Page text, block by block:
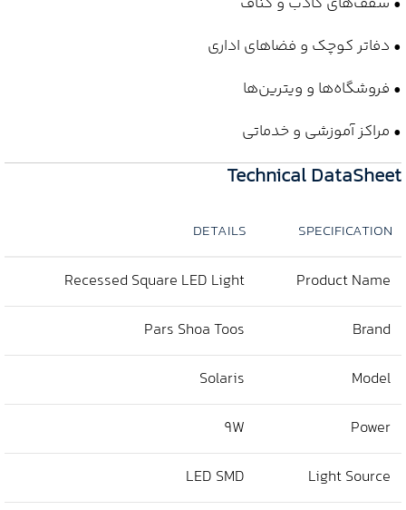
• دفاتر کوچک و فضاهای اداری
• فروشگاه‌ها و ویترین‌ها
• مراکز آموزشی و خدماتی
Technical DataSheet
SPECIFICATION
DETAILS
Product Name
Recessed Square LED Light
Brand
Pars Shoa Toos
Model
Solaris
Power
9W
Light Source
LED SMD